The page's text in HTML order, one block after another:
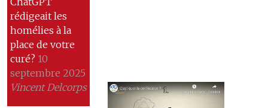
rédigeait les
homélies à la
place de votre
curé? 10
septembre 2025
Vincent Delcorps